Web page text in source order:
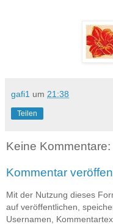
gafi1 um 21:38
Teilen
Keine Kommentare:
Kommentar
Mit der Nutzung dieses
auf veröffentlichen,
Usernamen,